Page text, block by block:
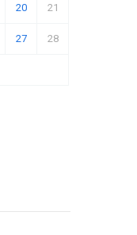
20 21
27 28